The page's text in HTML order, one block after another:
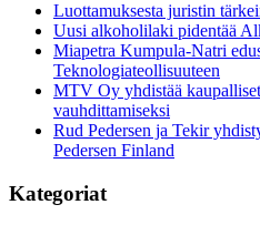
Luottamuksesta juristin
Uusi alkoholilaki pidentää
Miapetra Kumpula-Natri
Teknologiateollisuuteen
MTV Oy yhdistää
vauhdittamiseksi
Rud Pedersen ja Tekir
Pedersen Finland
Kategoriat